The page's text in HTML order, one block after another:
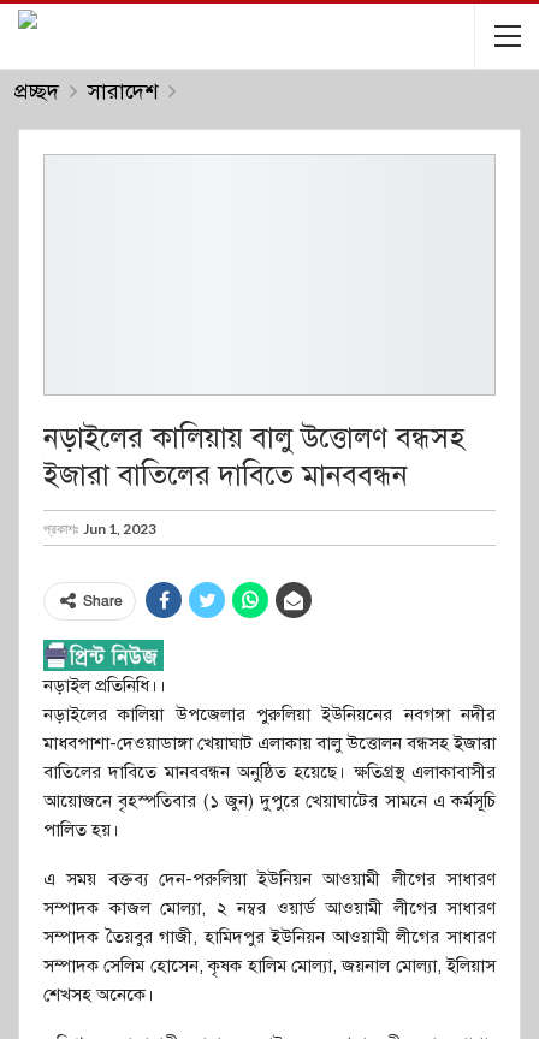
প্রচ্ছদ সারাদেশ
নড়াইলের কালিয়ায় বালু উত্তোলণ বন্ধসহ
ইজারা বাতিলের দাবিতে মানববন্ধন
প্রকাশঃ Jun 1, 2023
Share
নড়াইল প্রতিনিধি।।
নড়াইলের কালিয়া উপজেলার পুরুলিয়া ইউনিয়নের নবগঙ্গা নদীর
মাধবপাশা-দেওয়াডাঙ্গা খেয়াঘাট এলাকায় বালু উত্তোলন বন্ধসহ ইজারা
বাতিলের দাবিতে মানববন্ধন অনুষ্ঠিত হয়েছে। ক্ষতিগ্রস্থ এলাকাবাসীর
আয়োজনে বৃহস্পতিবার (১ জুন) দুপুরে খেয়াঘাটের সামনে এ কর্মসূচি
পালিত হয়।
এ সময় বক্তব্য দেন-পরুলিয়া ইউনিয়ন আওয়ামী লীগের সাধারণ
সম্পাদক কাজল মোল্যা, ২ নম্বর ওয়ার্ড আওয়ামী লীগের সাধারণ
সম্পাদক তৈয়বুর গাজী, হামিদপুর ইউনিয়ন আওয়ামী লীগের সাধারণ
সম্পাদক সেলিম হোসেন, কৃষক হালিম মোল্যা, জয়নাল মোল্যা, ইলিয়াস
শেখসহ অনেকে।